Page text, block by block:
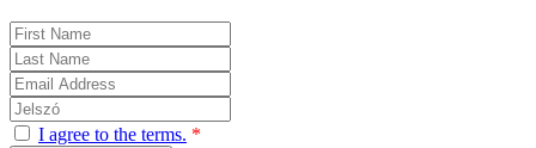
I agree to the terms. *